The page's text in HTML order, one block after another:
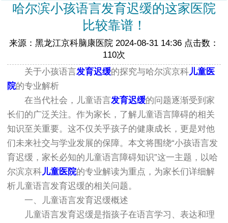
哈尔滨小孩语言发育迟缓的这家医院
比较靠谱！
来源：黑龙江京科脑康医院 2024-08-31 14:36 点击数：
110次
关于小孩语言发育迟缓的探究与哈尔滨京科儿童医
院的专业解析
在当代社会，儿童语言发育迟缓的问题逐渐受到家
长们的广泛关注。作为家长，了解儿童语言障碍的相关
知识至关重要。这不仅关乎孩子的健康成长，更是对他
们未来社交与学业发展的保障。本文将围绕“小孩语言发
育迟缓，家长必知的儿童语言障碍知识”这一主题，以哈
尔滨京科儿童医院的专业解读为重点，为家长们详细解
析儿童语言发育迟缓的相关问题。
一、儿童语言发育迟缓概述
儿童语言发育迟缓是指孩子在语言学习、表达和理